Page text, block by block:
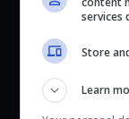
modello).
screenshot
+ S”).
services
Store
Learn